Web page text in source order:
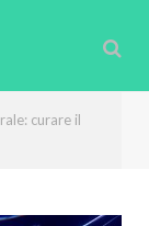
curare il